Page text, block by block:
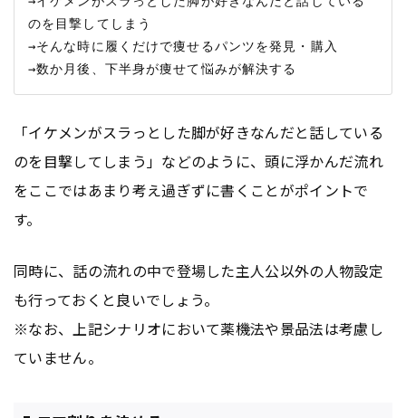
のを目撃してしまう
→そんな時に履くだけで痩せるパンツを発見・購入
「イケメンがスラっとした脚が好きなんだと話している
のを目撃してしまう」などのように、頭に浮かんだ流れ
をここではあまり考え過ぎずに書くことがポイントで
す。
同時に、話の流れの中で登場した主人公以外の人物設定
も行っておくと良いでしょう。
※なお、上記シナリオにおいて薬機法や景品法は考慮し
ていません。